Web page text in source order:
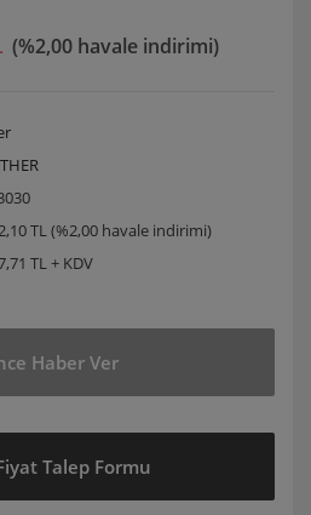
(%2,00 havale indirimi)
TL (%2,00 havale indirimi)
TL + KDV
Haber Ver
Talep Formu